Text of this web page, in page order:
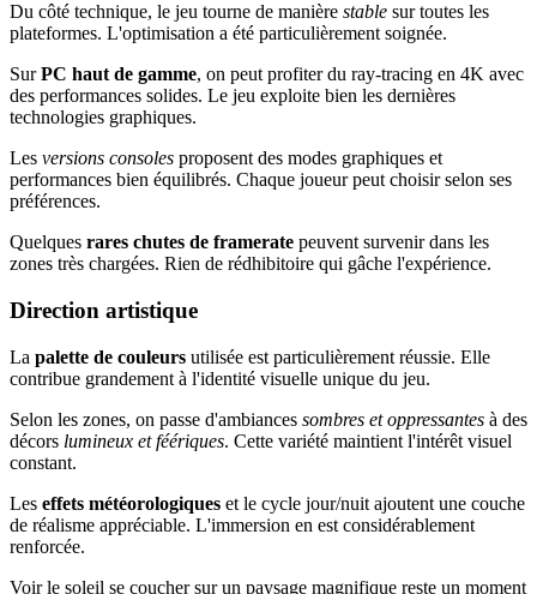
Du côté technique, le jeu tourne de manière stable sur toutes les
plateformes. L'optimisation a été particulièrement soignée.
SurPC haut de gamme, on peut profiter du ray-tracing en 4K avec
des performances solides. Le jeu exploite bien les dernières
technologies graphiques.
Les versions consoles proposent des modes graphiques et
performances bien équilibrés. Chaque joueur peut choisir selon ses
préférences.
Quelques rares chutes de framerate peuvent survenir dans les
zones très chargées. Rien de rédhibitoire qui gâche l'expérience.
Direction artistique
La palette de couleurs utilisée est particulièrement réussie. Elle
contribue grandement à l'identité visuelle unique du jeu.
Selon les zones, on passe d'ambiances sombres et oppressantes à des
décors lumineux et féériques. Cette variété maintient l'intérêt visuel
constant.
Les effets météorologiques et le cycle jour/nuit ajoutent une couche
de réalisme appréciable. L'immersion en est considérablement
renforcée.
Voir le soleil se coucher sur un paysage magnifique reste un moment